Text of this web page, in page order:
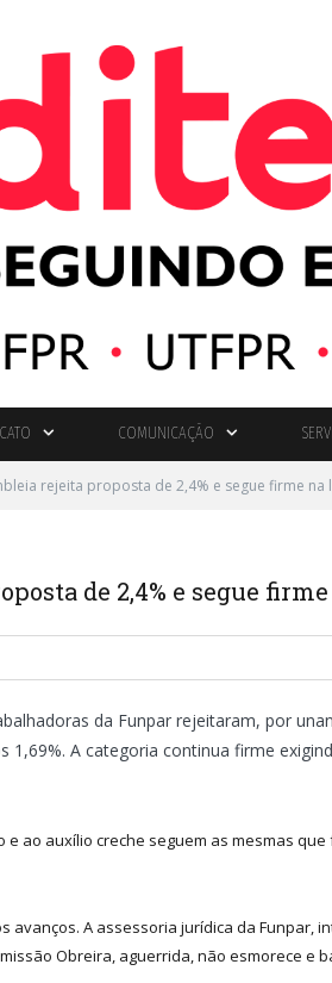
COMUNICAÇÃO
rejeita proposta de 2,4% e segue firme
de 2,4% e segue
da Funpar rejeitaram, por
A categoria continua firme
ao auxílio creche seguem as mesmas
avanços. A assessoria jurídica da
Obreira, aguerrida, não esmorece e